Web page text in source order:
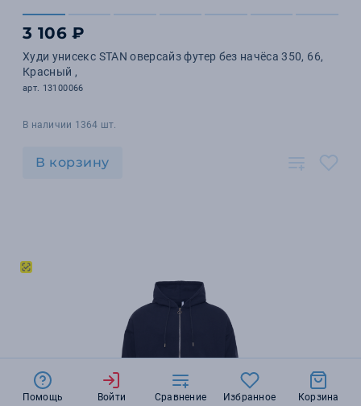
3 106 ₽
Худи унисекс STAN оверсайз футер без начёса 350, 66,
Красный ,
арт. 13100066
В наличии 1364 шт.
В корзину
Помощь Войти Сравнение Избранное Корзина